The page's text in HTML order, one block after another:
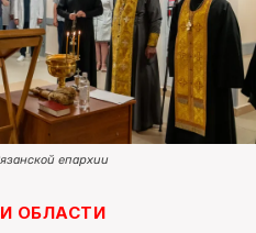
епархии
ОБЛАСТИ